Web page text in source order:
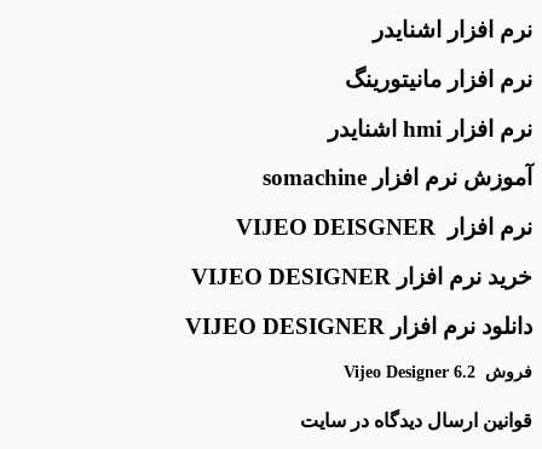
نرم افزار اشنایدر
نرم افزار مانیتورینگ
نرم افزار hmi اشنایدر
آموزش نرم افزار somachine
نرم افزار VIJEO DEISGNER
خرید نرم افزار VIJEO DESIGNER
دانلود نرم افزار VIJEO DESIGNER
فروش Vijeo Designer 6.2
قوانین ارسال دیدگاه در سایت